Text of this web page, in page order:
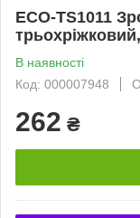
ECO-TS1011
В наявності
Код: 000007948
262 ₴